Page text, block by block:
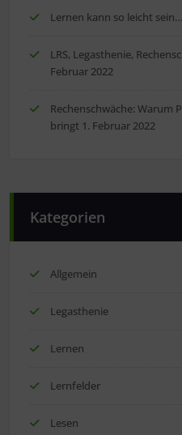
Lernen kann so leicht sein…
LRS, Legasthenie,
Februar 2022
Rechenschwäche: Warum
bringt 1. Februar 2022
Kategorien
Allgemein
Legasthenie
Lernen
Lernfelder
Lesen